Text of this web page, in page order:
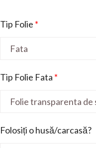
Tip Folie *
Tip Folie Fata *
Folosiți o husă/carcasă?